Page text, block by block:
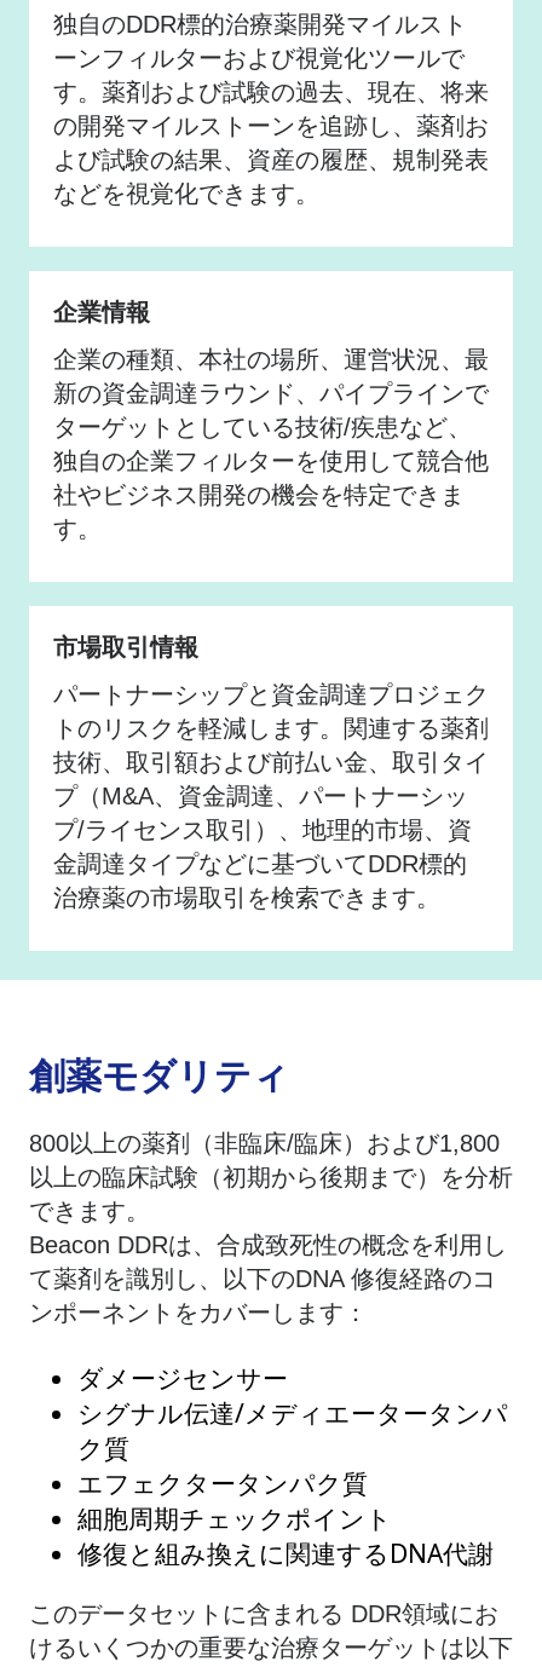
独自のDDR標的治療薬開発マイルスト
ーンフィルターおよび視覚化ツールで
す。薬剤および試験の過去、現在、将来
の開発マイルストーンを追跡し、薬剤お
よび試験の結果、資産の履歴、規制発表
などを視覚化できます。
企業情報
企業の種類、本社の場所、運営状況、最
新の資金調達ラウンド、パイプラインで
ターゲットとしている技術/疾患など、
独自の企業フィルターを使用して競合他
社やビジネス開発の機会を特定できま
す。
市場取引情報
パートナーシップと資金調達プロジェク
トのリスクを軽減します。関連する薬剤
技術、取引額および前払い金、取引タイ
プ（M&A、資金調達、パートナーシッ
プ/ライセンス取引）、地理的市場、資
金調達タイプなどに基づいてDDR標的
治療薬の市場取引を検索できます。
創薬モダリティ
800以上の薬剤（非臨床/臨床）および1,800
以上の臨床試験（初期から後期まで）を分析
できます。
Beacon DDRは、合成致死性の概念を利用し
て薬剤を識別し、以下のDNA 修復経路のコ
ンポーネントをカバーします：
ダメージセンサー
シグナル伝達/メディエータータンパ
ク質
エフェクタータンパク質
細胞周期チェックポイント
修復と組み換えに関連するDNA代謝
このデータセットに含まれる DDR領域にお
けるいくつかの重要な治療ターゲットは以下